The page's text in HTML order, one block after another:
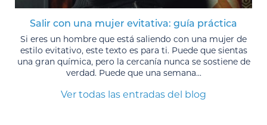
Salir con una mujer evitativa: guía práctica
Si eres un hombre que está saliendo con una mujer de
estilo evitativo, este texto es para ti. Puede que sientas
una gran química, pero la cercanía nunca se sostiene de
verdad. Puede que una semana...
Ver todas las entradas del blog